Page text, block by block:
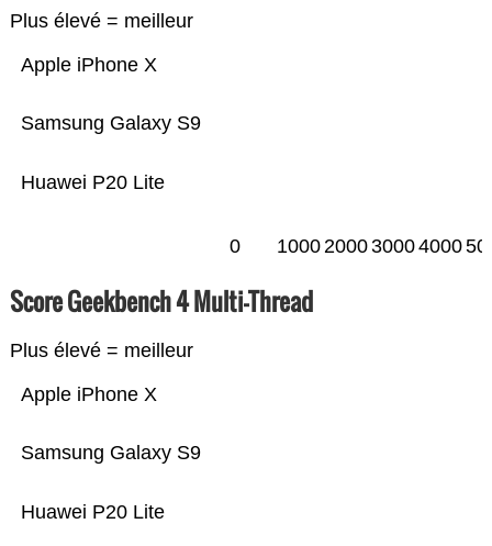
Plus élevé = meilleur
Huawei P20 Lite
Samsung Galaxy S9
Apple iPhone X
0 1000200030004000
Score Geekbench 4 Multi-Thread
Plus élevé = meilleur
Huawei P20 Lite
Samsung Galaxy S9
Apple iPhone X